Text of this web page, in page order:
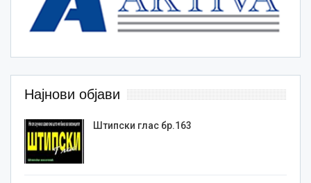
Најнови објави
Штипски глас бр.163